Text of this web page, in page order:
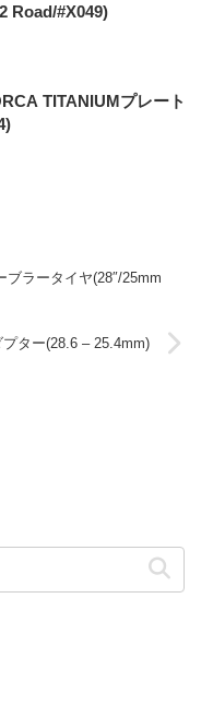
Road/#X049)
TITANIUMプレート
ラータイヤ(28″/25mm
ター(28.6 – 25.4mm)